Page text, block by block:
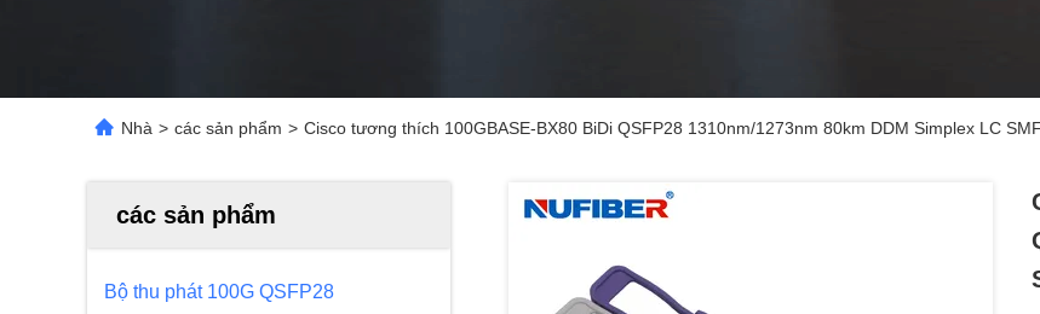
Nhà > các sản phẩm > Cisco tương thích 100GBASE-BX80 BiDi QSFP28 1310nm/1273nm 80km DDM Simplex LC
các sản phẩm
Bộ thu phát 100G QSFP28